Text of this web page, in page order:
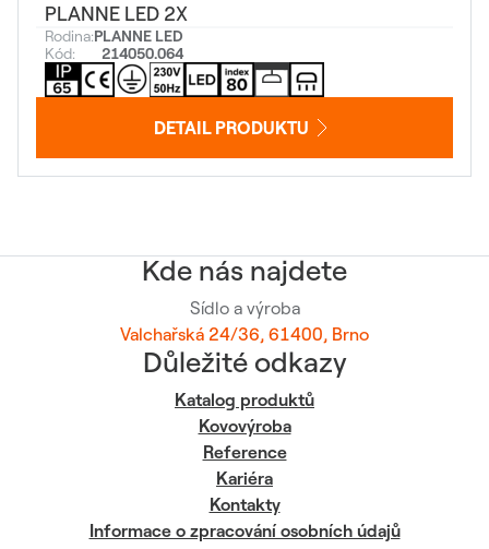
PLANNE LED 2X
Rodina:PLANNE LED
Kód:
214050.064
DETAIL PRODUKTU
Kde nás najdete
Sídlo a výroba
Valchařská 24/36, 61400, Brno
Důležité odkazy
Katalog produktů
Kovovýroba
Reference
Kariéra
Kontakty
Informace o zpracování osobních údajů